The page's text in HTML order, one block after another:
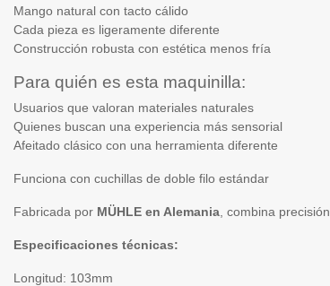
Mango natural con tacto cálido
Cada pieza es ligeramente diferente
Construcción robusta con estética menos fría
Para quién es esta maquinilla:
Usuarios que valoran materiales naturales
Quienes buscan una experiencia más sensorial
Afeitado clásico con una herramienta diferente
Funciona con cuchillas de doble filo estándar
Fabricada por MÜHLE en Alemania , combina
Especificaciones técnicas:
Longitud: 103mm